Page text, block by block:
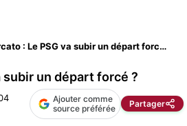
Mercato : Le PSG va subir un départ forcé ?
subir un départ forcé ?
Ajouter comme
source préférée
Partager